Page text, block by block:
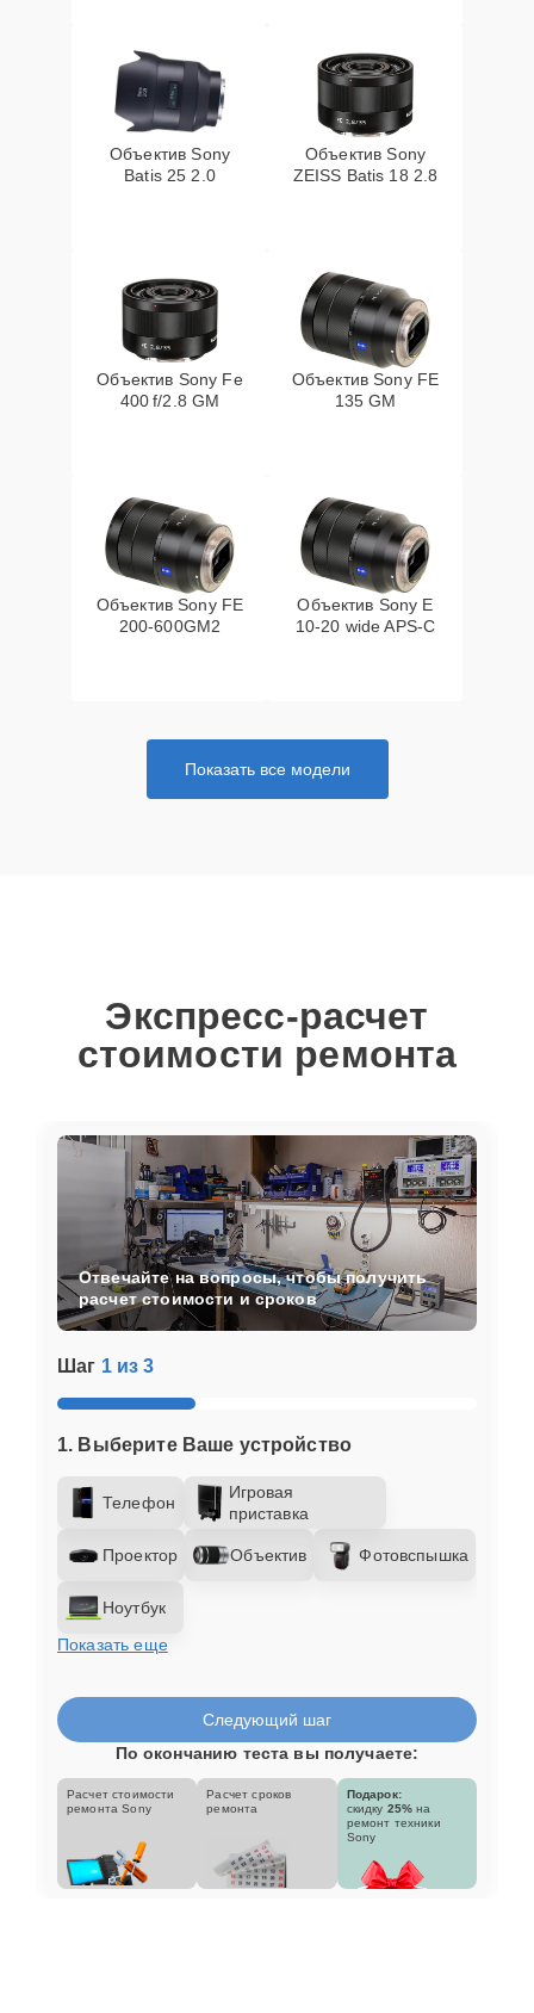
Объектив Sony
Batis 25 2.0
Объектив Sony
ZEISS Batis 18 2.8
Объектив Sony Fe
400 f/2.8 GM
Объектив Sony FE
135 GM
Объектив Sony FE
200‑600GM2
Объектив Sony E
10‑20 wide APS‑C
Показать все модели
Экспресс-расчет
стоимости ремонта
Шаг 1 из 3
1. Выберите Ваше устройство
Телефон
Игровая
приставка
Проектор Объектив Фотовспышка
Ноутбук
Показать еще
Отвечайте на вопросы, чтобы получить
расчет стоимости и сроков
Следующий шаг
По окончанию теста вы получаете:
Расчет стоимости
ремонта Sony
Расчет сроков
ремонта
Подарок:
скидку 25% на
ремонт техники
Sony